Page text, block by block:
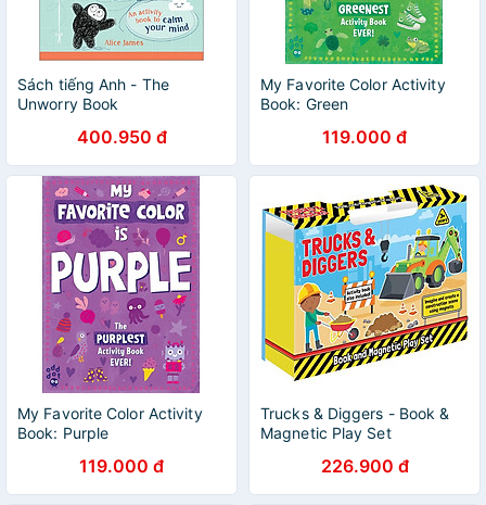
Sách tiếng Anh - The
Unworry Book
400.950 đ
My Favorite Color Activity
Book: Green
119.000 đ
My Favorite Color Activity
Book: Purple
119.000 đ
Trucks & Diggers - Book &
Magnetic Play Set
226.900 đ